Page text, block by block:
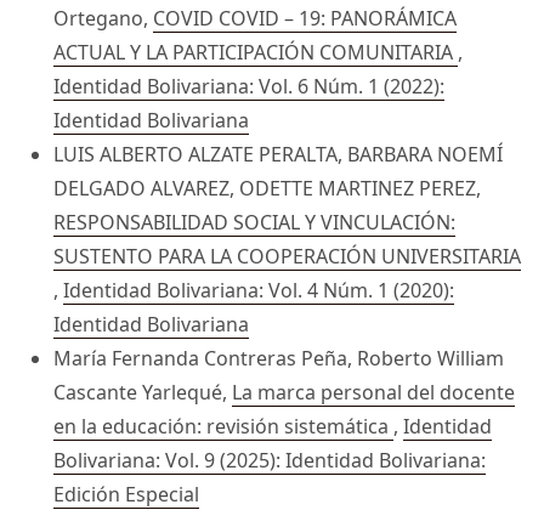
Ortegano, COVID COVID – 19: PANORÁMICA
ACTUAL Y LA PARTICIPACIÓN COMUNITARIA ,
Identidad Bolivariana: Vol. 6 Núm. 1 (2022):
Identidad Bolivariana
LUIS ALBERTO ALZATE PERALTA, BARBARA NOEMÍ
DELGADO ALVAREZ, ODETTE MARTINEZ PEREZ,
RESPONSABILIDAD SOCIAL Y VINCULACIÓN:
SUSTENTO PARA LA COOPERACIÓN UNIVERSITARIA
, Identidad Bolivariana: Vol. 4 Núm. 1 (2020):
Identidad Bolivariana
María Fernanda Contreras Peña, Roberto William
Cascante Yarlequé, La marca personal del docente
en la educación: revisión sistemática , Identidad
Bolivariana: Vol. 9 (2025): Identidad Bolivariana:
Edición Especial